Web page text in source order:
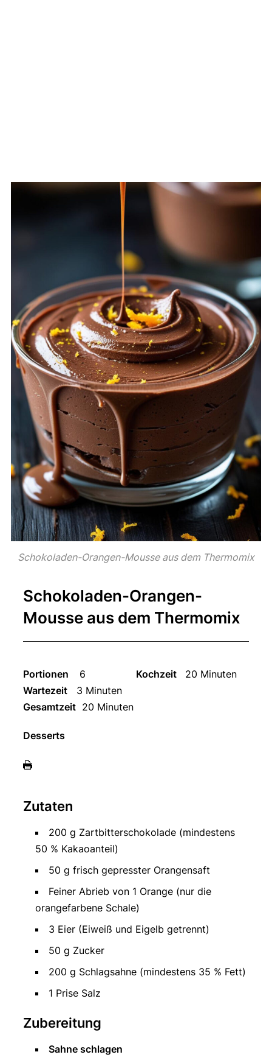
Schokoladen-Orangen-Mousse aus dem Thermomix
Schokoladen-Orangen-
Mousse aus dem Thermomix
Portionen 6 Kochzeit
20 Minuten
Wartezeit
3 Minuten
Gesamtzeit 20 Minuten
Desserts
Zutaten
200 g Zartbitterschokolade (mindestens
50 % Kakaoanteil)
50 g frisch gepresster Orangensaft
Feiner Abrieb von 1 Orange (nur die
orangefarbene Schale)
3 Eier (Eiweiß und Eigelb getrennt)
50 g Zucker
200 g Schlagsahne (mindestens 35 % Fett)
1 Prise Salz
Zubereitung
Sahne schlagen